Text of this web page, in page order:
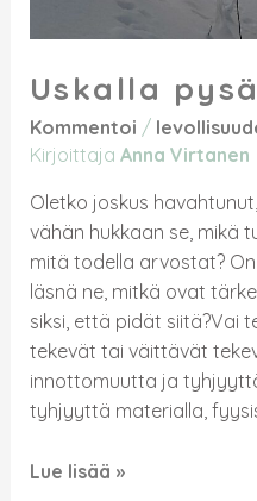
Uskalla
Kommentoi /
Kirjoittaja Anna Virtanen
Oletko joskus
vähän hukkaan se, mikä
mitä todella arvostat?
läsnä ne, mitkä ovat
siksi, että pidät siitä?Vai
tekevät tai väittävät
innottomuutta ja
tyhjyyttä materialla,
Lue lisää »